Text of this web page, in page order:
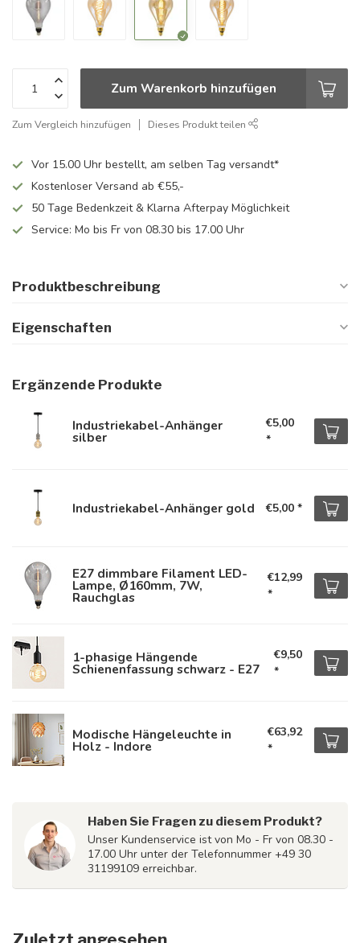
Zum Warenkorb hinzufügen
Zum Vergleich hinzufügen Dieses Produkt teilen
Vor 15.00 Uhr bestellt, am selben Tag versandt*
Kostenloser Versand ab €55,-
50 Tage Bedenkzeit & Klarna Afterpay Möglichkeit
Service: Mo bis Fr von 08.30 bis 17.00 Uhr
Produktbeschreibung
Eigenschaften
Ergänzende Produkte
Industriekabel-Anhänger
silber
€5,00
*
Industriekabel-Anhänger gold €5,00 *
E27 dimmbare Filament LED-
Lampe, Ø160mm, 7W,
Rauchglas
€12,99
*
1-phasige Hängende
Schienenfassung schwarz - E27
€9,50
*
Modische Hängeleuchte in
Holz - Indore
€63,92
*
Haben Sie Fragen zu diesem Produkt?
Unser Kundenservice ist von Mo - Fr von 08.30 -
17.00 Uhr unter der Telefonnummer +49 30
31199109 erreichbar.